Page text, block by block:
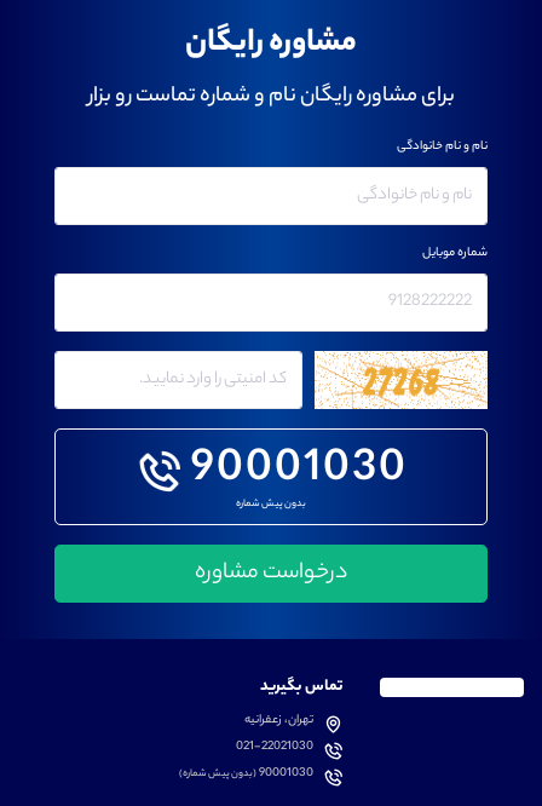
مشاوره رایگان
برای مشاوره رایگان نام و شماره تماست رو بزار
90001030
بدون پیش شماره
نام و نام خانوادگی
شماره موبایل
تماس بگیرید
تهران، زعفرانیه
021-22021030
90001030(بدون پیش شماره)